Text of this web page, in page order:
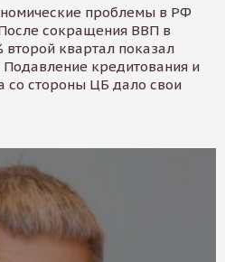
проблемы в РФ
сокращения ВВП в
квартал показал
кредитования и
со стороны ЦБ дало свои